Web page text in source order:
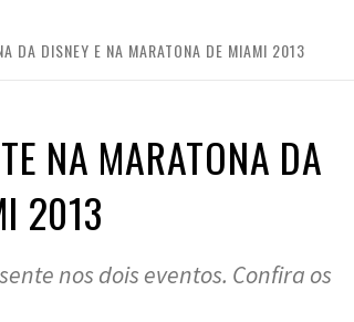
DA DISNEY E NA MARATONA DE MIAMI 2013
NA MARATONA DA
2013
nos dois eventos. Confira os